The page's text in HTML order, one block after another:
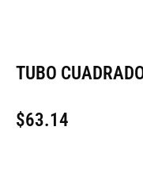
TUBO
$63.14